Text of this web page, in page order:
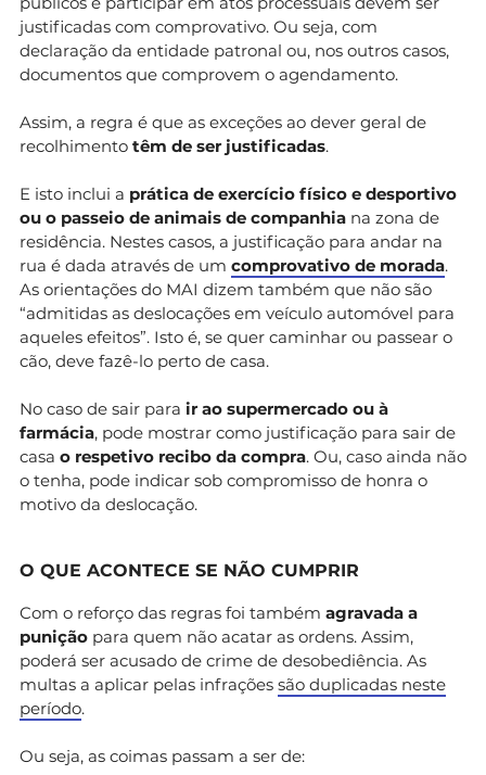
justificadas com comprovativo. Ou seja, com
declaração da entidade patronal ou, nos outros casos,
documentos que comprovem o agendamento.
Assim, a regra é que as exceções ao dever geral de
recolhimento têm de ser justificadas.
E isto inclui a prática de exercício físico e desportivo
ou o passeio de animais de companhia na zona de
residência. Nestes casos, a justificação para andar na
rua é dada através de um comprovativo de morada.
As orientações do MAI dizem também que não são
“admitidas as deslocações em veículo automóvel para
aqueles efeitos”. Isto é, se quer caminhar ou passear o
cão, deve fazê-lo perto de casa.
No caso de sair para ir ao supermercado ou à
farmácia, pode mostrar como justificação para sair de
casa o respetivo recibo da compra. Ou, caso ainda não
o tenha, pode indicar sob compromisso de honra o
motivo da deslocação.
O QUE ACONTECE SE NÃO CUMPRIR
Com o reforço das regras foi também agravada a
punição para quem não acatar as ordens. Assim,
poderá ser acusado de crime de desobediência. As
multas a aplicar pelas infrações são duplicadas neste
período.
Ou seja, as coimas passam a ser de: